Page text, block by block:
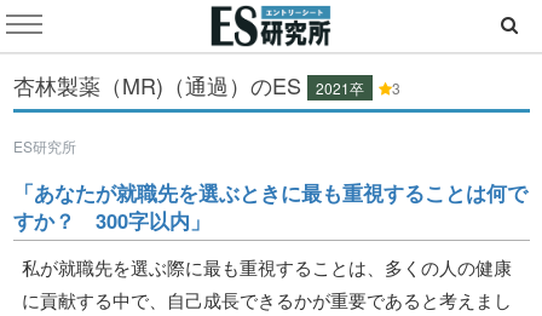
杏林製薬（MR)（通過）のES 2021卒 3
ES研究所
「あなたが就職先を選ぶときに最も重視することは何で
すか？ 300字以内」
私が就職先を選ぶ際に最も重視することは、多くの人の健康
に貢献する中で、自己成長できるかが重要であると考えまし